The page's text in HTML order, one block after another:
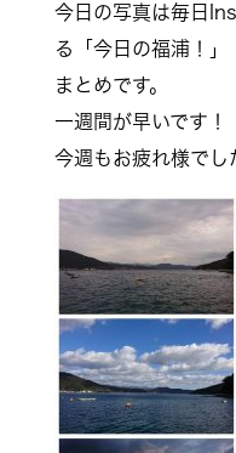
今日の写真は毎日
る「今日の福浦！
まとめです。
一週間が早いです！
今週もお疲れ様でし